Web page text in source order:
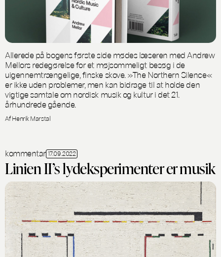
Allerede på bogens første side mødes læseren med Andrew
Mellors redegørelse for et møjsommeligt besøg i de
uigennemtrængelige, finske skove. »The Northern Silence«
er ikke uden problemer, men kan bidrage til at holde den
vigtige samtale om nordisk musik og kultur i det 21.
århundrede gående.
Af Henrik Marstal
kommentar 17.09.2022
Linien II’s lydeksperimenter er musik